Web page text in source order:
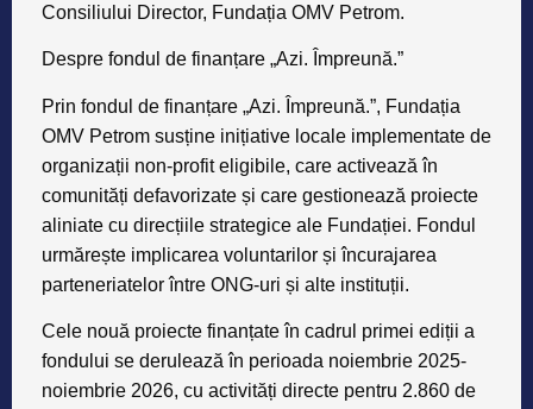
Consiliului Director, Fundația OMV Petrom.
Despre fondul de finanțare „Azi. Împreună.”
Prin fondul de finanțare „Azi. Împreună.”, Fundația
OMV Petrom susține inițiative locale implementate de
organizații non-profit eligibile, care activează în
comunități defavorizate și care gestionează proiecte
aliniate cu direcțiile strategice ale Fundației. Fondul
urmărește implicarea voluntarilor și încurajarea
parteneriatelor între ONG-uri și alte instituții.
Cele nouă proiecte finanțate în cadrul primei ediții a
fondului se derulează în perioada noiembrie 2025-
noiembrie 2026, cu activități directe pentru 2.860 de